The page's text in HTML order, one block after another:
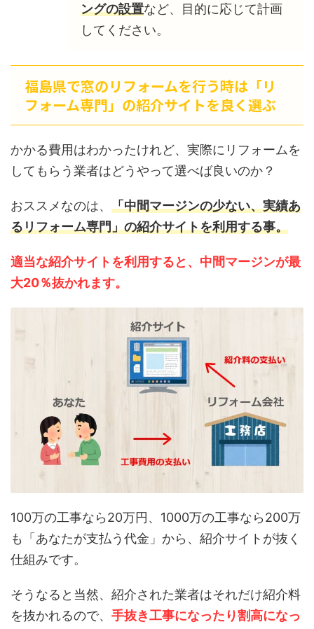
ングの設置など、目的に応じて計画
してください。
福島県で窓のリフォームを行う時は「リ
フォーム専門」の紹介サイトを良く選ぶ
かかる費用はわかったけれど、実際にリフォームを
してもらう業者はどうやって選べば良いのか？
おススメなのは、 「中間マージンの少ない、実績あ
るリフォーム専門」の紹介サイトを利用する事。
適当な紹介サイトを利用すると、中間マージンが最
大20％抜かれます。
100万の工事なら20万円、1000万の工事なら200万
も「あなたが支払う代金」から、紹介サイトが抜く
仕組みです。
そうなると当然、紹介された業者はそれだけ紹介料
を抜かれるので、 手抜き工事になったり割高になっ